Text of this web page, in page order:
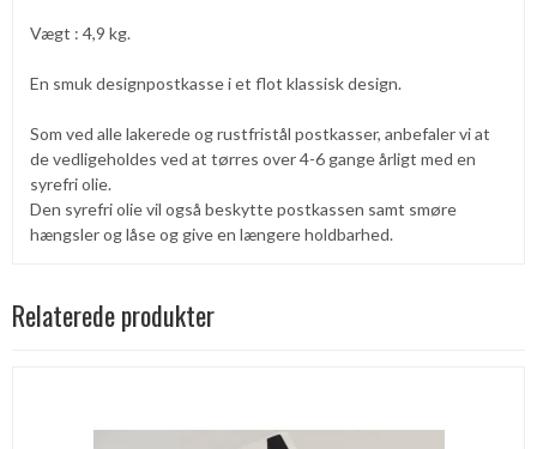
Vægt : 4,9 kg.
En smuk designpostkasse i et flot klassisk design.
Som ved alle lakerede og rustfristål postkasser, anbefaler vi at
de vedligeholdes ved at tørres over 4-6 gange årligt med en
syrefri olie.
Den syrefri olie vil også beskytte postkassen samt smøre
hængsler og låse og give en længere holdbarhed.
Relaterede produkter